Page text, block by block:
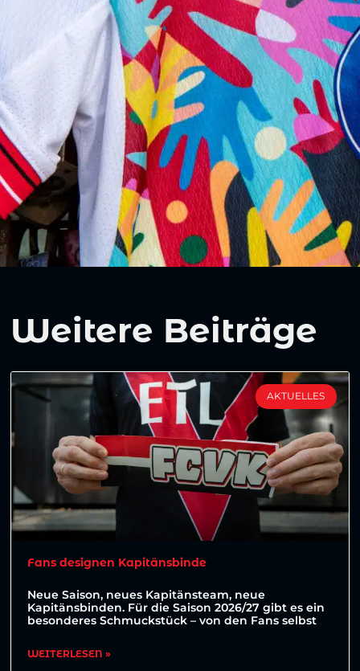
Weitere Beiträge
AKTUELLES
Fans designen Kapitänsbinde
Neue Saison, neues Kapitänsteam, neue
Kapitänsbinden. Für die Saison 2026/27 gibt es ein
besonderes Schmuckstück – von den Fans selbst
WEITERLESEN »